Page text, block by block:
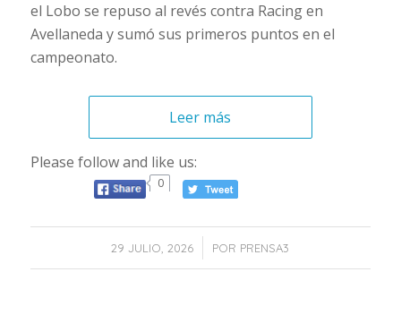
el Lobo se repuso al revés contra Racing en
Avellaneda y sumó sus primeros puntos en el
campeonato.
Leer más
Please follow and like us:
0
29 JULIO, 2026
/ POR PRENSA3